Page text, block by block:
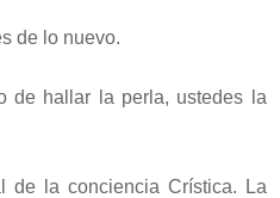
de lo nuevo.
de hallar la perla, ustedes la
de la conciencia Crística. La